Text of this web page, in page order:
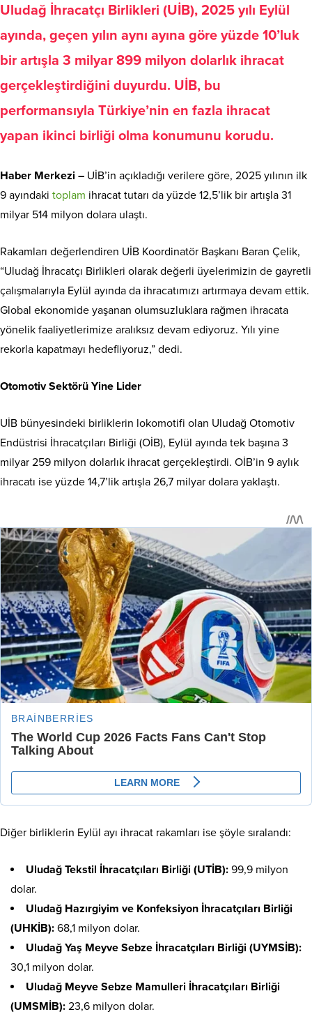
Uludağ İhracatçı Birlikleri (UİB), 2025 yılı Eylül
ayında, geçen yılın aynı ayına göre yüzde 10’luk
bir artışla 3 milyar 899 milyon dolarlık ihracat
gerçekleştirdiğini duyurdu. UİB, bu
performansıyla Türkiye’nin en fazla ihracat
yapan ikinci birliği olma konumunu korudu.
Haber Merkezi – UİB’in açıkladığı verilere göre, 2025 yılının ilk
9 ayındaki toplam ihracat tutarı da yüzde 12,5’lik bir artışla 31
milyar 514 milyon dolara ulaştı.
Rakamları değerlendiren UİB Koordinatör Başkanı Baran Çelik,
“Uludağ İhracatçı Birlikleri olarak değerli üyelerimizin de gayretli
çalışmalarıyla Eylül ayında da ihracatımızı artırmaya devam ettik.
Global ekonomide yaşanan olumsuzluklara rağmen ihracata
yönelik faaliyetlerimize aralıksız devam ediyoruz. Yılı yine
rekorla kapatmayı hedefliyoruz,” dedi.
Otomotiv Sektörü Yine Lider
UİB bünyesindeki birliklerin lokomotifi olan Uludağ Otomotiv
Endüstrisi İhracatçıları Birliği (OİB), Eylül ayında tek başına 3
milyar 259 milyon dolarlık ihracat gerçekleştirdi. OİB’in 9 aylık
ihracatı ise yüzde 14,7’lik artışla 26,7 milyar dolara yaklaştı.
Diğer birliklerin Eylül ayı ihracat rakamları ise şöyle sıralandı:
Uludağ Tekstil İhracatçıları Birliği (UTİB): 99,9 milyon
dolar.
Uludağ Hazırgiyim ve Konfeksiyon İhracatçıları Birliği
(UHKİB): 68,1 milyon dolar.
Uludağ Yaş Meyve Sebze İhracatçıları Birliği (UYMSİB):
30,1 milyon dolar.
Uludağ Meyve Sebze Mamulleri İhracatçıları Birliği
(UMSMİB): 23,6 milyon dolar.